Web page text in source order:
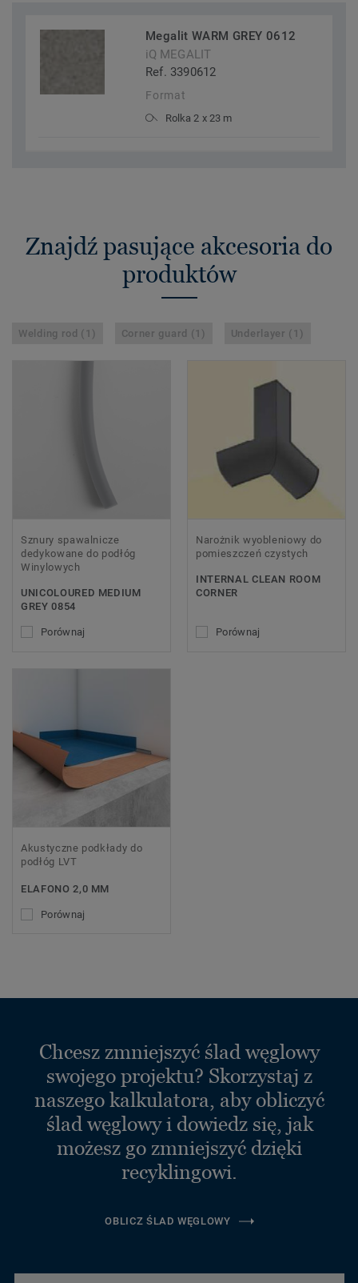
Megalit WARM GREY 0612
iQ MEGALIT
Ref. 3390612
Format
Rolka 2 x 23 m
Znajdź pasujące akcesoria do
produktów
Welding rod (1) Corner guard (1) Underlayer (1)
Sznury spawalnicze
dedykowane do podłóg
Winylowych
UNICOLOURED MEDIUM
GREY 0854
Porównaj
Narożnik wyobleniowy do
pomieszczeń czystych
INTERNAL CLEAN ROOM
CORNER
Porównaj
Akustyczne podkłady do
podłóg LVT
ELAFONO 2,0 MM
Porównaj
Chcesz zmniejszyć ślad węglowy
swojego projektu? Skorzystaj z
naszego kalkulatora, aby obliczyć
ślad węglowy i dowiedz się, jak
możesz go zmniejszyć dzięki
recyklingowi.
OBLICZ ŚLAD WĘGLOWY